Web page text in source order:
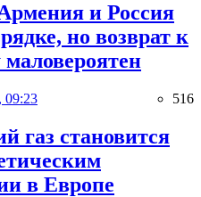
и Россия
но возврат к
09:23 516
газ становится
в Европе